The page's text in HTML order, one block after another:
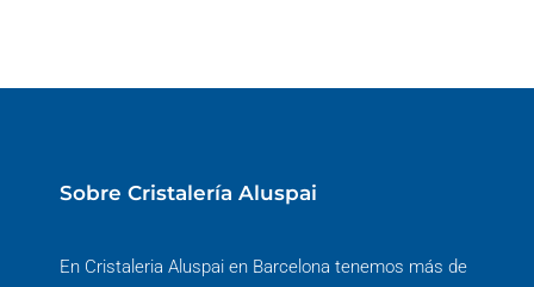
Sobre Cristalería Aluspai
En Cristaleria Aluspai en Barcelona tenemos más de